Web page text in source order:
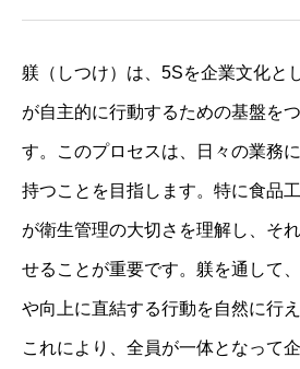
躾（しつけ）は、5Sを企業文化と
が自主的に行動するための基盤を
す。このプロセスは、日々の業務
持つことを目指します。特に食品
が衛生管理の大切さを理解し、そ
せることが重要です。躾を通して
や向上に直結する行動を自然に行
これにより、全員が一体となって